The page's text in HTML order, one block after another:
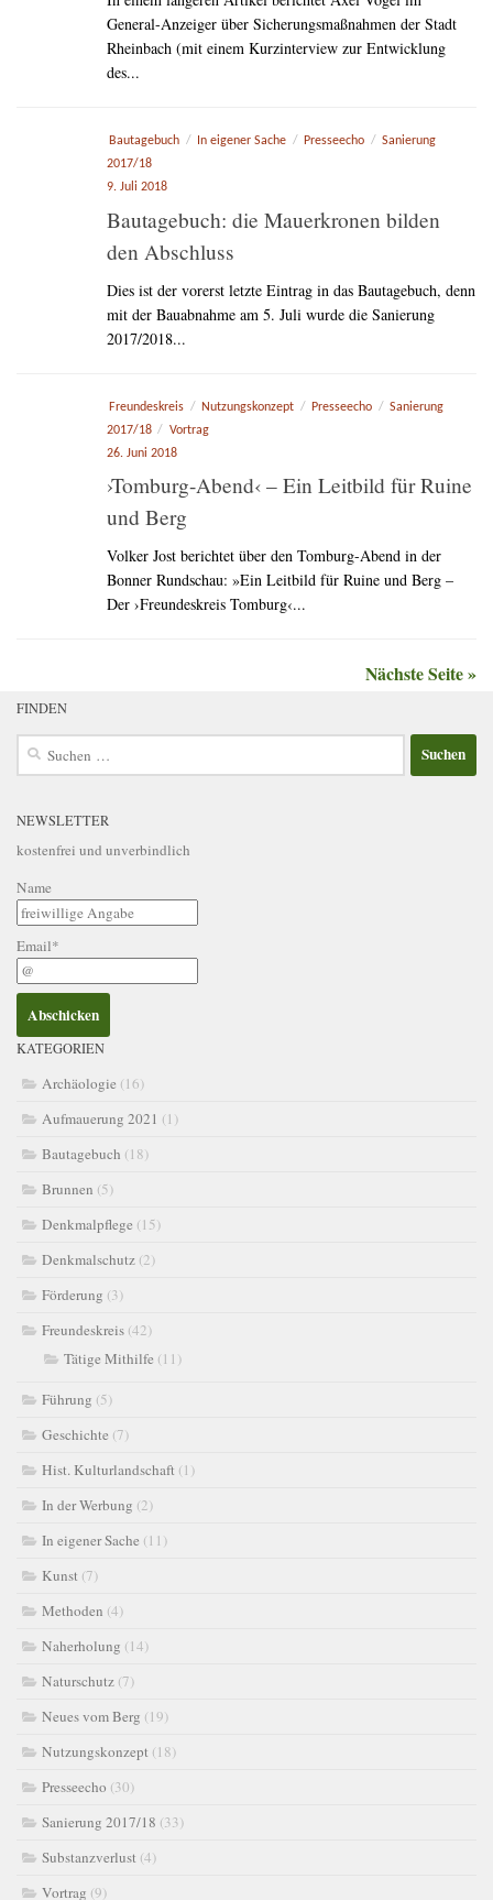
General-Anzeiger über Sicherungsmaßnahmen der Stadt
Rheinbach (mit einem Kurzinterview zur Entwicklung
des...
Bautagebuch / In eigener Sache / Presseecho / Sanierung
2017/18
9. Juli 2018
Bautagebuch: die Mauerkronen bilden
den Abschluss
Dies ist der vorerst letzte Eintrag in das Bautagebuch, denn
mit der Bauabnahme am 5. Juli wurde die Sanierung
2017/2018...
Freundeskreis / Nutzungskonzept / Presseecho / Sanierung
2017/18 / Vortrag
26. Juni 2018
›Tomburg-Abend‹ – Ein Leitbild für Ruine
und Berg
Volker Jost berichtet über den Tomburg-Abend in der
Bonner Rundschau: »Ein Leitbild für Ruine und Berg –
Der ›Freundeskreis Tomburg‹...
Nächste Seite »
FINDEN
Suchen
NEWSLETTER
kostenfrei und unverbindlich
Name
Email*
KATEGORIEN
Archäologie (16)
Aufmauerung 2021 (1)
Bautagebuch (18)
Brunnen (5)
Denkmalpflege (15)
Denkmalschutz (2)
Förderung (3)
Freundeskreis (42)
Tätige Mithilfe (11)
Führung (5)
Geschichte (7)
Hist. Kulturlandschaft (1)
In der Werbung (2)
In eigener Sache (11)
Kunst (7)
Methoden (4)
Naherholung (14)
Naturschutz (7)
Neues vom Berg (19)
Nutzungskonzept (18)
Presseecho (30)
Sanierung 2017/18 (33)
Substanzverlust (4)
Vortrag (9)